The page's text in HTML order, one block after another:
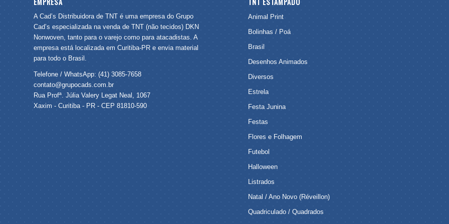
A Cad’s Distribuidora de TNT é uma empresa do Grupo
Cad’s especializada na venda de TNT (não tecidos) DKN
Nonwoven, tanto para o varejo como para atacadistas. A
empresa está localizada em Curitiba-PR e envia material
para todo o Brasil.
Telefone / WhatsApp: (41) 3085-7658
contato@grupocads.com.br
Rua Profª. Júlia Valery Legat Neal, 1067
Xaxim - Curitiba - PR - CEP 81810-590
Animal Print
Bolinhas / Poá
Brasil
Desenhos Animados
Diversos
Estrela
Festa Junina
Festas
Flores e Folhagem
Futebol
Halloween
Listrados
Natal / Ano Novo (Réveillon)
Quadriculado / Quadrados